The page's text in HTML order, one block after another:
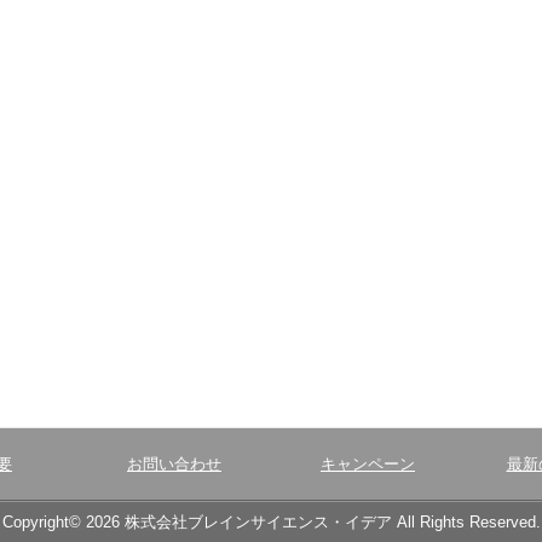
お問い合わせ キャンペーン 最新
Copyright© 2026 株式会社ブレインサイエンス・イデア All Rights Reserved.